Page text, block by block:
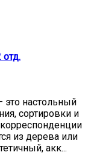
настольный
сортировки и
из дерева или
акк...